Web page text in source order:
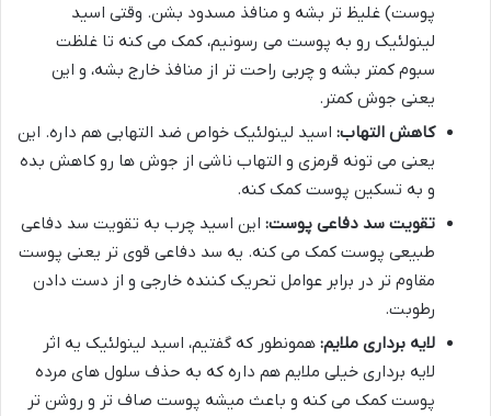
پوست) غلیظ تر بشه و منافذ مسدود بشن. وقتی اسید
لینولئیک رو به پوست می رسونیم، کمک می کنه تا غلظت
سبوم کمتر بشه و چربی راحت تر از منافذ خارج بشه، و این
یعنی جوش کمتر.
کاهش التهاب: اسید لینولئیک خواص ضد التهابی هم داره. این
یعنی می تونه قرمزی و التهاب ناشی از جوش ها رو کاهش بده
و به تسکین پوست کمک کنه.
تقویت سد دفاعی پوست: این اسید چرب به تقویت سد دفاعی
طبیعی پوست کمک می کنه. یه سد دفاعی قوی تر یعنی پوست
مقاوم تر در برابر عوامل تحریک کننده خارجی و از دست دادن
رطوبت.
لایه برداری ملایم: همونطور که گفتیم، اسید لینولئیک یه اثر
لایه برداری خیلی ملایم هم داره که به حذف سلول های مرده
پوست کمک می کنه و باعث میشه پوست صاف تر و روشن تر